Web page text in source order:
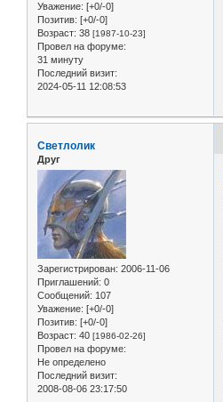
Уважение: [+0/-0]
Позитив: [+0/-0]
Возраст: 38 [1987-10-23]
Провел на форуме:
31 минуту
Последний визит:
2024-05-11 12:08:53
Светлолик
Друг
Зарегистрирован: 2006-11-06
Приглашений: 0
Сообщений: 107
Уважение: [+0/-0]
Позитив: [+0/-0]
Возраст: 40 [1986-02-26]
Провел на форуме:
Не определено
Последний визит:
2008-08-06 23:17:50